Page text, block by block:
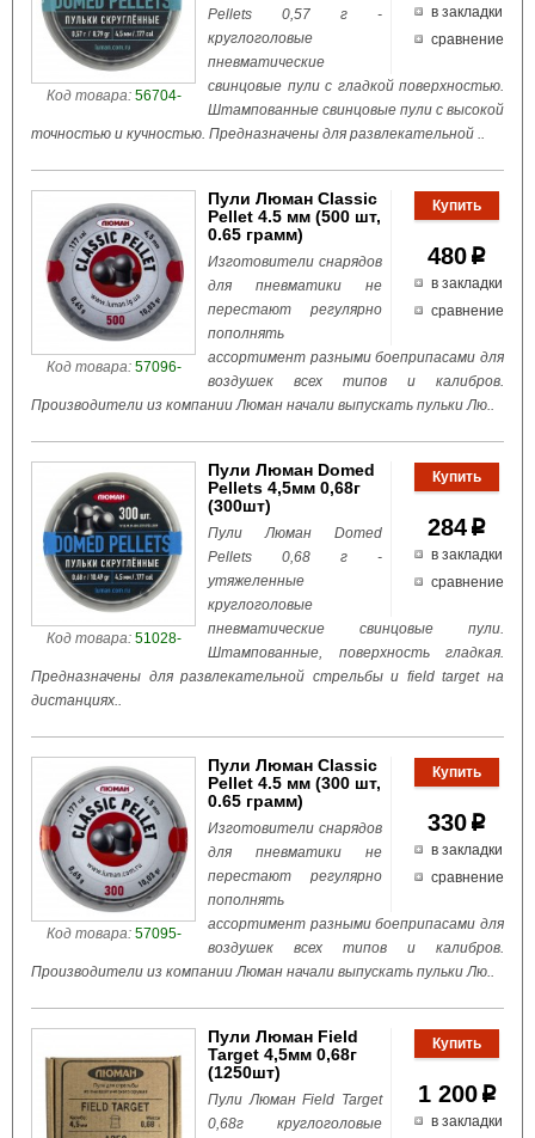
в закладки
сравнение
Код товара:56704-
Pellets 0,57 г -
круглоголовые
пневматические
свинцовые пули с гладкой поверхностью.
Штампованные свинцовые пули с высокой
точностью и кучностью. Предназначены для развлекательной ..
480 p
в закладки
сравнение
Код товара:57096-
Пули Люман Classic
Pellet 4.5 мм (500 шт,
0.65 грамм)
Изготовители снарядов
для пневматики не
перестают регулярно
пополнять
ассортимент разными боеприпасами для
воздушек всех типов и калибров.
Производители из компании Люман начали выпускать пульки Лю..
284 p
в закладки
сравнение
Код товара:51028-
Пули Люман Domed
Pellets 4,5мм 0,68г
(300шт)
Пули Люман Domed
Pellets 0,68 г -
утяжеленные
круглоголовые
пневматические свинцовые пули.
Штампованные, поверхность гладкая.
Предназначены для развлекательной стрельбы и field target на
дистанциях..
330 p
в закладки
сравнение
Код товара:57095-
Пули Люман Classic
Pellet 4.5 мм (300 шт,
0.65 грамм)
Изготовители снарядов
для пневматики не
перестают регулярно
пополнять
ассортимент разными боеприпасами для
воздушек всех типов и калибров.
Производители из компании Люман начали выпускать пульки Лю..
1 200p
в закладки
Пули Люман Field
Target 4,5мм 0,68г
(1250шт)
Пули Люман Field Target
0,68г круглоголовые